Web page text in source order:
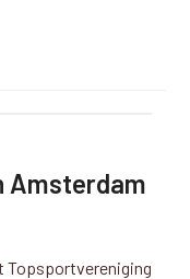
Amsterdam
Topsportvereniging